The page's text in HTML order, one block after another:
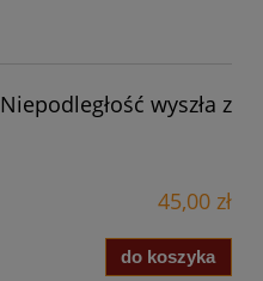
wyszła z
45,00 zł
do koszyka